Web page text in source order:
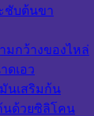
ชับต้นขา
มกว้างของไหล่
ดเอว
นเสริมก้น
นด้วยซิลิโคน